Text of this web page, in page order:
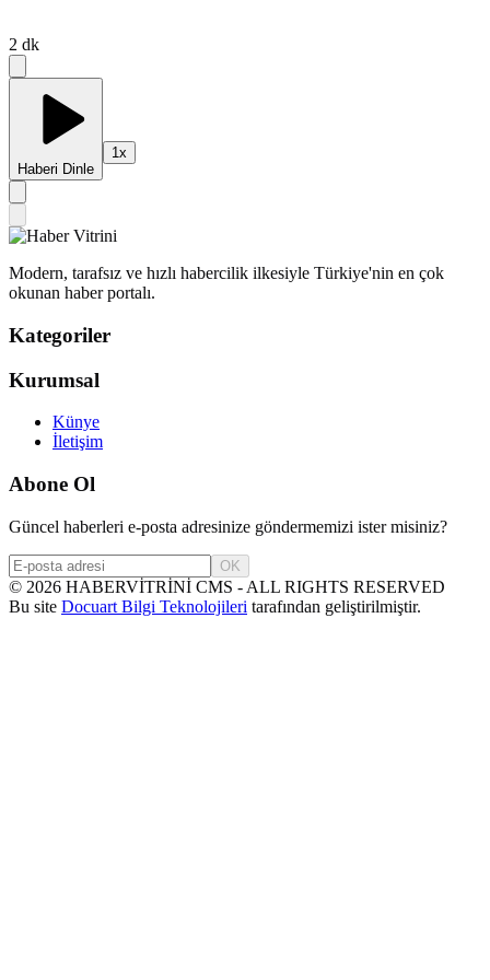
2 dk
Haberi Dinle
1x
Modern, tarafsız ve hızlı habercilik ilkesiyle Türkiye'nin en çok
okunan haber portalı.
Kategoriler
Kurumsal
Künye
İletişim
Abone Ol
Güncel haberleri e-posta adresinize göndermemizi ister misiniz?
OK
© 2026 HABERVİTRİNİ CMS - ALL RIGHTS RESERVED
Bu site Docuart Bilgi Teknolojileri tarafından geliştirilmiştir.